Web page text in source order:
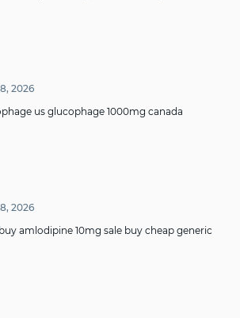
2026
usglucophage 1000mg canada
2026
buy amlodipine 10mg sale buy cheap generic